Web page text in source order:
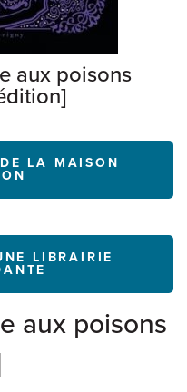
aux poisons
LA MAISON
LIBRAIRIE
aux poisons